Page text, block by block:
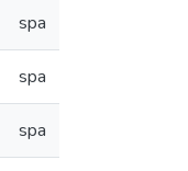
spa
spa
spa